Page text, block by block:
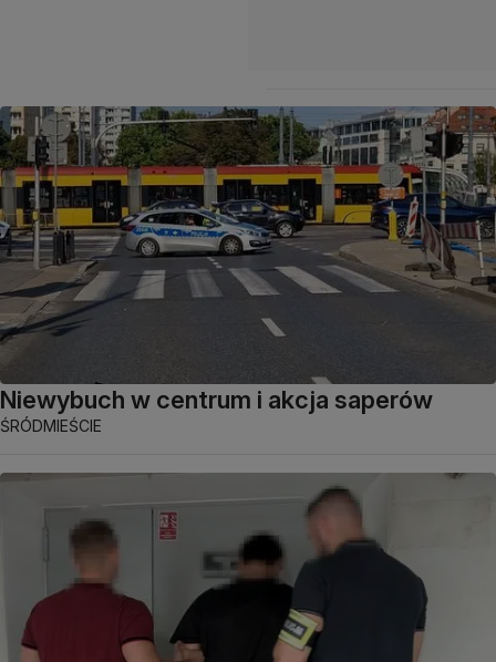
Niewybuch w centrum i akcja saperów
ŚRÓDMIEŚCIE